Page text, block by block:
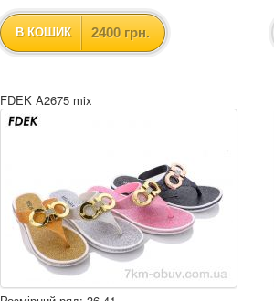
В КОШИК 2400 грн.
FDEK A2675 mix